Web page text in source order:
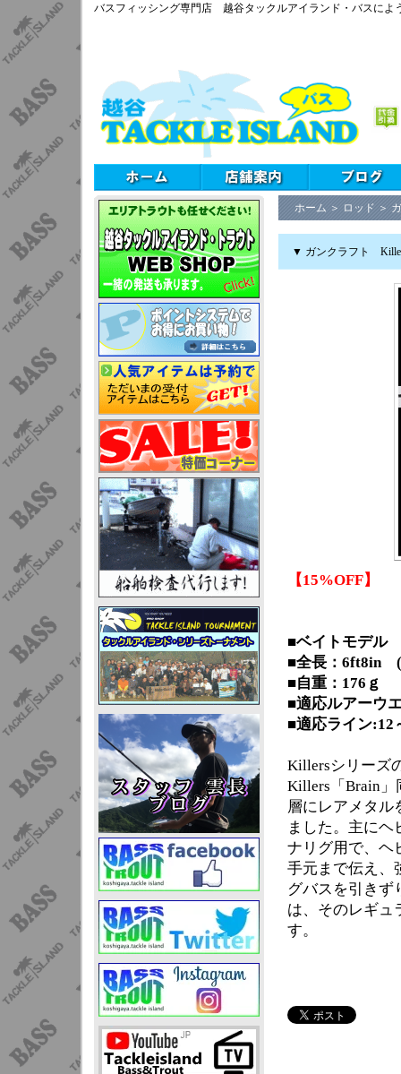
バスフィッシング専門店 越谷タックルアイランド・バスによ
ホーム ＞ ロッド ＞
▼ ガンクラフト
【15%OFF】
■ベイトモデル
■全長：6ft8in
■自重：176ｇ
■適応ルアーウ
■適応ライン:12
Killersシリーズ
Killers「Brain」
層にレアメタル
ました。主に
ナリグ用で、ヘ
手元まで伝え、
グバスを引きず
は、そのレギュ
す。